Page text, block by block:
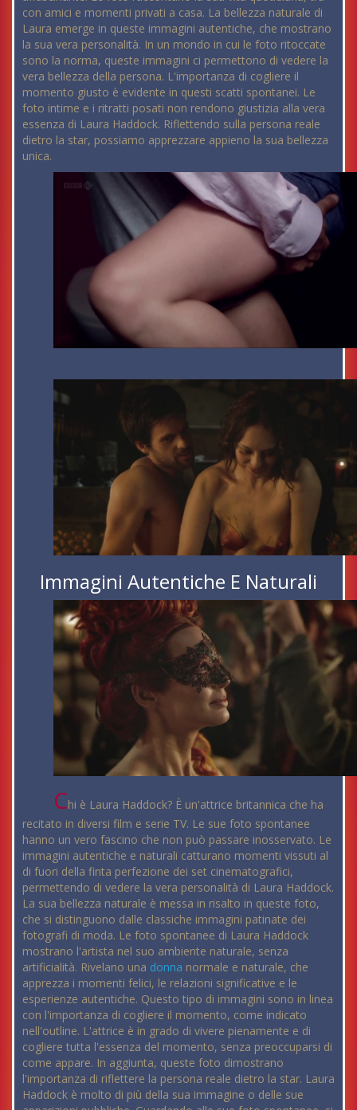
con amici e momenti privati a casa. La bellezza naturale di
Laura emerge in queste immagini autentiche, che mostrano
la sua vera personalità. In un mondo in cui le foto ritoccate
sono la norma, queste immagini ci permettono di vedere la
vera bellezza della persona. L'importanza di cogliere il
momento giusto è evidente in questi scatti spontanei. Le
foto intime e i ritratti posati non rendono giustizia alla vera
essenza di Laura Haddock. Riflettendo sulla persona reale
dietro la star, possiamo apprezzare appieno la sua bellezza
unica.
Immagini Autentiche E Naturali
Chi è Laura Haddock? È un'attrice britannica che ha
recitato in diversi film e serie TV. Le sue foto spontanee
hanno un vero fascino che non può passare inosservato. Le
immagini autentiche e naturali catturano momenti vissuti al
di fuori della finta perfezione dei set cinematografici,
permettendo di vedere la vera personalità di Laura Haddock.
La sua bellezza naturale è messa in risalto in queste foto,
che si distinguono dalle classiche immagini patinate dei
fotografi di moda. Le foto spontanee di Laura Haddock
mostrano l'artista nel suo ambiente naturale, senza
artificialità. Rivelano una donna normale e naturale, che
apprezza i momenti felici, le relazioni significative e le
esperienze autentiche. Questo tipo di immagini sono in linea
con l'importanza di cogliere il momento, come indicato
nell'outline. L'attrice è in grado di vivere pienamente e di
cogliere tutta l'essenza del momento, senza preoccuparsi di
come appare. In aggiunta, queste foto dimostrano
l'importanza di riflettere la persona reale dietro la star. Laura
Haddock è molto di più della sua immagine o delle sue